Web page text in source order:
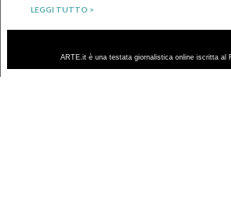
LEGGI TUTTO >
ARTE.it è una testata giornalistica online iscritta al